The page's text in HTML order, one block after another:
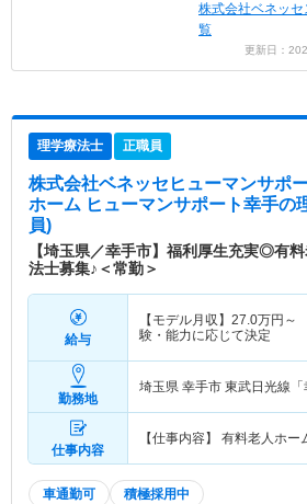
株式会社ベネッ
覧
更新日：
理学療法士 正職員
株式会社ベネッセヒューマンサポ
ホーム ヒューマンサポート幸手の
員)
【埼玉県／幸手市】福利厚生充実◎有
法士募集♪＜常勤＞
給与
【モデル月収】 27.0万円～
験・能力に応じて決定
勤務地
埼玉県 幸手市 東武日光線「
仕事内容
【仕事内容】 有料老人ホ
車通勤可 積極採用中